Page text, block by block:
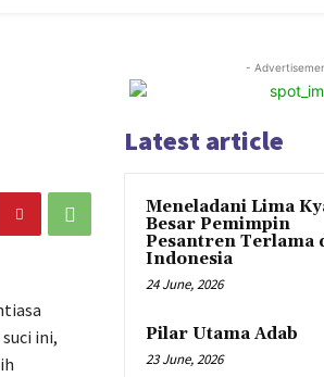
ini,
-
Latest article
Meneladani Lima
Besar Pemimpin
Pesantren Terlama
Indonesia
24 June, 2026
Pilar Utama Adab
23 June, 2026